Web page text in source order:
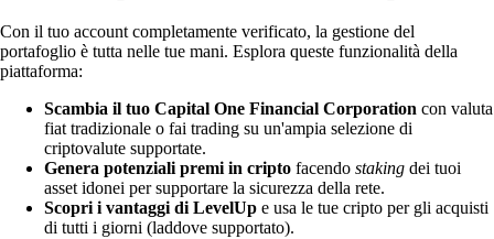
Con il tuo account completamente verificato, la gestione del
portafoglio è tutta nelle tue mani. Esplora queste funzionalità della
piattaforma:
Scambia il tuo Capital One Financial Corporation con valuta
fiat tradizionale o fai trading su un'ampia selezione di
criptovalute supportate.
Genera potenziali premi in cripto facendo staking dei tuoi
asset idonei per supportare la sicurezza della rete.
Scopri i vantaggi di LevelUp e usa le tue cripto per gli acquisti
di tutti i giorni (laddove supportato).